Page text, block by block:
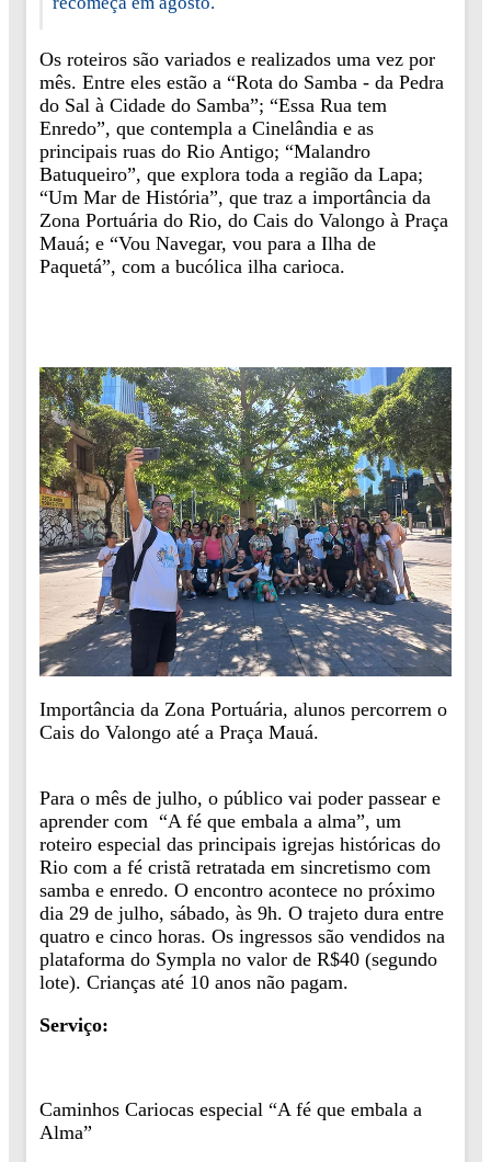
Os roteiros são variados e realizados uma vez por
mês. Entre eles estão a “Rota do Samba - da Pedra
do Sal à Cidade do Samba”; “Essa Rua tem
Enredo”, que contempla a Cinelândia e as
principais ruas do Rio Antigo; “Malandro
Batuqueiro”, que explora toda a região da Lapa;
“Um Mar de História”, que traz a importância da
Zona Portuária do Rio, do Cais do Valongo à Praça
Mauá; e “Vou Navegar, vou para a Ilha de
Paquetá”, com a bucólica ilha carioca.
Importância da Zona Portuária, alunos percorrem o
Cais do Valongo até a Praça Mauá.
Para o mês de julho, o público vai poder passear e
aprender com “A fé que embala a alma”, um
roteiro especial das principais igrejas históricas do
Rio com a fé cristã retratada em sincretismo com
samba e enredo. O encontro acontece no próximo
dia 29 de julho, sábado, às 9h. O trajeto dura entre
quatro e cinco horas. Os ingressos são vendidos na
plataforma do Sympla no valor de R$40 (segundo
lote). Crianças até 10 anos não pagam.
Serviço:
Caminhos Cariocas especial “A fé que embala a
Alma”